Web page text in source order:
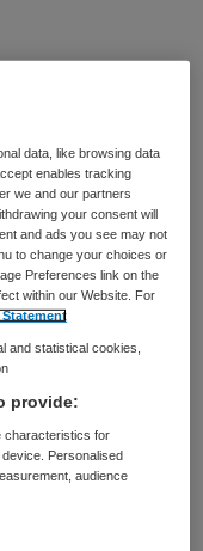
Je begrijpt dat
en goed
blik, oprechte
en
Als
data, like browsing data
enables tracking
we and our partners
your consent will
and ads you see may not
to change your choices or
Preferences link on the
within our Website. For
Statement
and statistical cookies,
provide:
characteristics for
Personalised
audience